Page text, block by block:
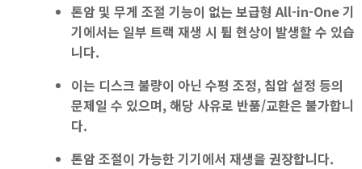
톤암 및 무게 조절 기능이 없는 보급형 All-in-One기
기에서는 일부 트랙 재생 시 튐 현상이 발생할 수 있습
니다.
이는 디스크 불량이 아닌 수평 조정, 침압 설정 등의
문제일 수 있으며, 해당 사유로 반품/교환은 불가합니
다.
톤암 조절이 가능한 기기에서 재생을 권장합니다.